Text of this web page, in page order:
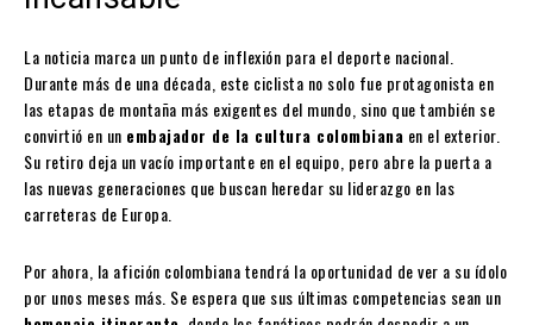
La noticia marca un punto de inflexión para el deporte nacional.
Durante más de una década, este ciclista no solo fue protagonista en
las etapas de montaña más exigentes del mundo, sino que también se
convirtió en un embajador de la cultura colombiana en el exterior.
Su retiro deja un vacío importante en el equipo, pero abre la puerta a
las nuevas generaciones que buscan heredar su liderazgo en las
carreteras de Europa.
Por ahora, la afición colombiana tendrá la oportunidad de ver a su ídolo
por unos meses más. Se espera que sus últimas competencias sean un